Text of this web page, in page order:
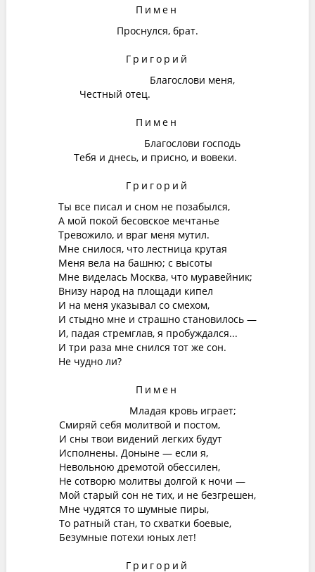
Пимен
Проснулся, брат.
Григорий
Благослови меня,
Честный отец.
Пимен
Благослови господь
Тебя и днесь, и присно, и вовеки.
Григорий
Ты все писал и сном не позабылся,
А мой покой бесовское мечтанье
Тревожило, и враг меня мутил.
Мне снилося, что лестница крутая
Меня вела на башню; с высоты
Мне виделась Москва, что муравейник;
Внизу народ на площади кипел
И на меня указывал со смехом,
И стыдно мне и страшно становилось —
И, падая стремглав, я пробуждался...
И три раза мне снился тот же сон.
Не чудно ли?
Пимен
Младая кровь играет;
Смиряй себя молитвой и постом,
И сны твои видений легких будут
Исполнены. Доныне — если я,
Невольною дремотой обессилен,
Не сотворю молитвы долгой к ночи —
Мой старый сон не тих, и не безгрешен,
Мне чудятся то шумные пиры,
То ратный стан, то схватки боевые,
Безумные потехи юных лет!
Григорий